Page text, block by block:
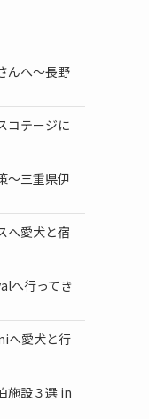
んへ〜長野
コテージに
〜三重県伊
へ愛犬と宿
へ行ってき
へ愛犬と行
施設３選 in